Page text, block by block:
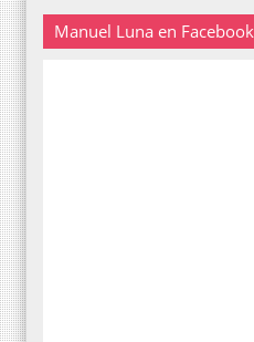
Manuel Luna en Facebook